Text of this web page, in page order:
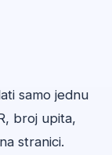
samo jednu
broj upita,
stranici.